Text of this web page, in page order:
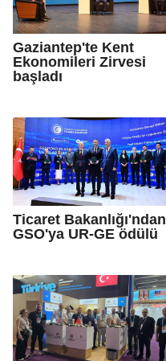
Gaziantep'te Kent
Ekonomileri Zirvesi
başladı
Ticaret Bakanlığı'ndan
GSO'ya UR-GE ödülü